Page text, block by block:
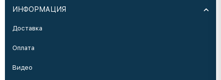
ИНФОРМАЦИЯ
Доставка
Оплата
Видео